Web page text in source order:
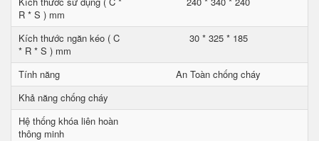
R * S ) mm
Kích thước ngăn kéo ( C
* R * S ) mm
30 * 325 * 185
Tính năng
An Toàn chống cháy
Khả năng chống cháy
Hệ thống khóa liên hoàn
thông minh